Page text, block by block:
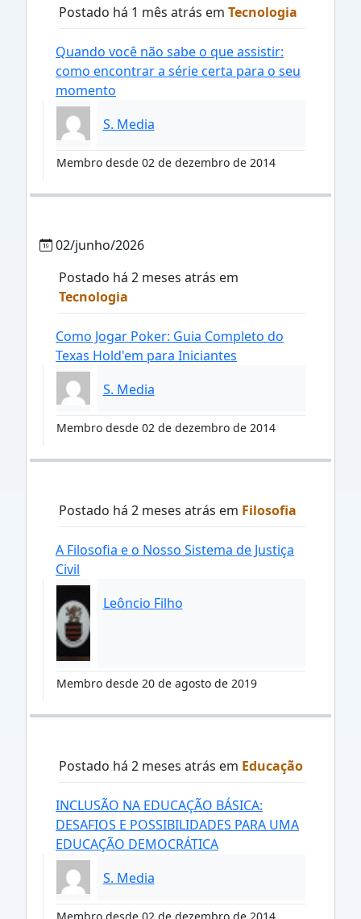
Postado há 1 mês atrás em Tecnologia
Quando você não sabe o que assistir:
como encontrar a série certa para o seu
momento
S. Media
Membro desde 02 de dezembro de 2014
02/junho/2026
Postado há 2 meses atrás em
Tecnologia
Como Jogar Poker: Guia Completo do
Texas Hold'em para Iniciantes
S. Media
Membro desde 02 de dezembro de 2014
Postado há 2 meses atrás em Filosofia
A Filosofia e o Nosso Sistema de Justiça
Civil
Leôncio Filho
Membro desde 20 de agosto de 2019
Postado há 2 meses atrás em Educação
INCLUSÃO NA EDUCAÇÃO BÁSICA:
DESAFIOS E POSSIBILIDADES PARA UMA
EDUCAÇÃO DEMOCRÁTICA
S. Media
Membro desde 02 de dezembro de 2014